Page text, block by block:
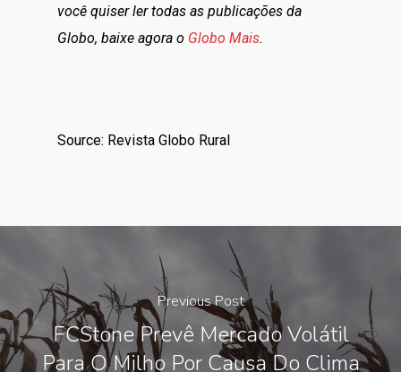
você quiser ler todas as publicações da
Globo, baixe agora o Globo Mais.
Source: Revista Globo Rural
Previous Post
FCStone Prevê Mercado Volátil
Para O Milho Por Causa Do Clima